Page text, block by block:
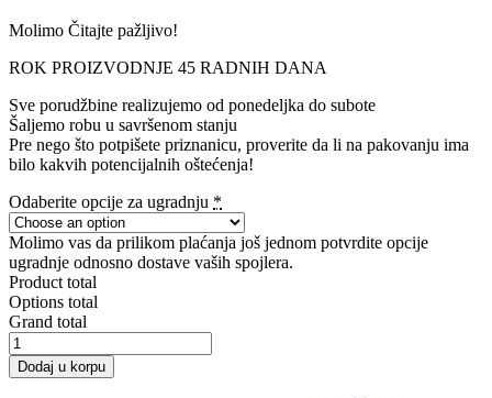
Molimo Čitajte pažljivo!
ROK PROIZVODNJE 45 RADNIH DANA
Sve porudžbine realizujemo od ponedeljka do subote
Šaljemo robu u savršenom stanju
Pre nego što potpišete priznanicu, proverite da li na pakovanju ima
bilo kakvih potencijalnih oštećenja!
Odaberite opcije za ugradnju *
Molimo vas da prilikom plaćanja još jednom potvrdite opcije
ugradnje odnosno dostave vaših spojlera.
Product total
Options total
Grand total
Front
Splitter
V.1
Dodaj u korpu